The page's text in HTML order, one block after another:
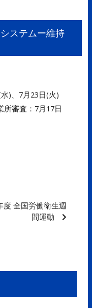
ステムー維持
)、7月23日(火)
所審査：7月17日
度 全国労働衛生週
間運動